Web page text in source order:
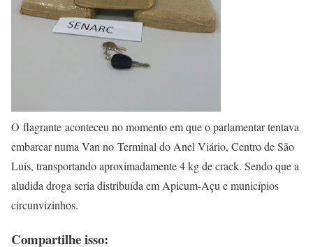
O flagrante aconteceu no momento em que o parlamentar tentava
embarcar numa Van no Terminal do Anel Viário, Centro de São
Luís, transportando aproximadamente 4 kg de crack. Sendo que a
aludida droga seria distribuída em Apicum-Açu e municípios
circunvizinhos.
Compartilhe isso: